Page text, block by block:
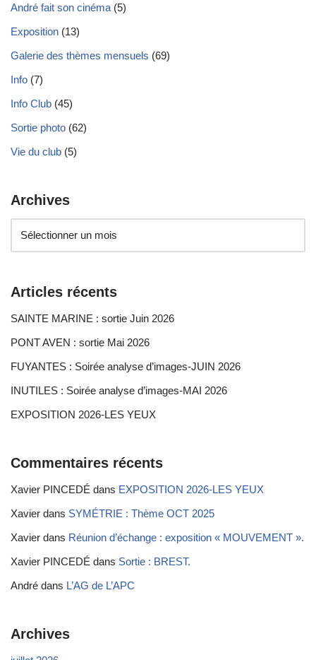
André fait son cinéma (5)
Exposition (13)
Galerie des thèmes mensuels (69)
Info (7)
Info Club (45)
Sortie photo (62)
Vie du club (5)
Archives
Articles récents
SAINTE MARINE : sortie Juin 2026
PONT AVEN : sortie Mai 2026
FUYANTES : Soirée analyse d’images-JUIN 2026
INUTILES : Soirée analyse d’images-MAI 2026
EXPOSITION 2026-LES YEUX
Commentaires récents
Xavier PINCEDÉ dans EXPOSITION 2026-LES YEUX
Xavier dans SYMÉTRIE : Thème OCT 2025
Xavier dans Réunion d’échange : exposition « MOUVEMENT ».
Xavier PINCEDÉ dans Sortie : BREST.
André dans L’AG de L’APC
Archives